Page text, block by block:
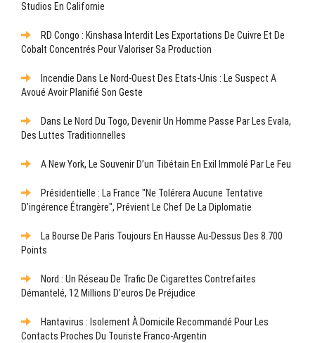
Studios En Californie
RD Congo : Kinshasa Interdit Les Exportations De Cuivre Et De
Cobalt Concentrés Pour Valoriser Sa Production
Incendie Dans Le Nord-Ouest Des Etats-Unis : Le Suspect A
Avoué Avoir Planifié Son Geste
Dans Le Nord Du Togo, Devenir Un Homme Passe Par Les Evala,
Des Luttes Traditionnelles
A New York, Le Souvenir D’un Tibétain En Exil Immolé Par Le Feu
Présidentielle : La France "ne Tolérera Aucune Tentative
D’ingérence Étrangère", Prévient Le Chef De La Diplomatie
La Bourse De Paris Toujours En Hausse Au-Dessus Des 8.700
Points
Nord : Un Réseau De Trafic De Cigarettes Contrefaites
Démantelé, 12 Millions D’euros De Préjudice
Hantavirus : Isolement À Domicile Recommandé Pour Les
Contacts Proches Du Touriste Franco-Argentin